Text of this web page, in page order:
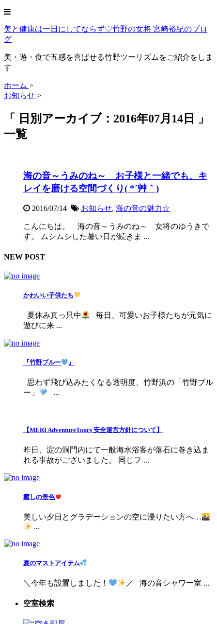
美と健康は一日にしてならず♡竹野の女将 宮崎裕紀のブロ
グ
美・遊・食で五感を喜ばせる竹野ツーリズムをご紹介をしま
す
ホーム >
お知らせ >
「 日別アーカイブ：2016年07月14日 」
一覧
海の音～うみのね～ お子様と一緒でも、キ
レイを磨ける空間づくり( *´艸｀)
2016/07/14 お知らせ, 海の音の魅力☆
こんにちは。 海の音～うみのね～ 女将のゆうきで
す。 ムシムシした暑い日が続きま ...
NEW POST
かわいい子供たち
夏休み真っ只中
毎日、可愛いお子様たちが元気に
遊びに来 ...
『竹野ブルー 』
思わず飛び込みたくなる透明度、竹野浜の「竹野ブル
ー」
...
【MERI AdventureTours 安全運営方針について】
昨日、淀の洞門内にて一般海水浴客が落石に巻き込ま
れる事故がございました。 同じフ ...
癒しの景色
美しい夕日とグラデーションの空に浸りたい方へ…
...
夏のマストアイテム
＼今年も設置しました！ ／ 海の音シャワー室 ...
空室検索